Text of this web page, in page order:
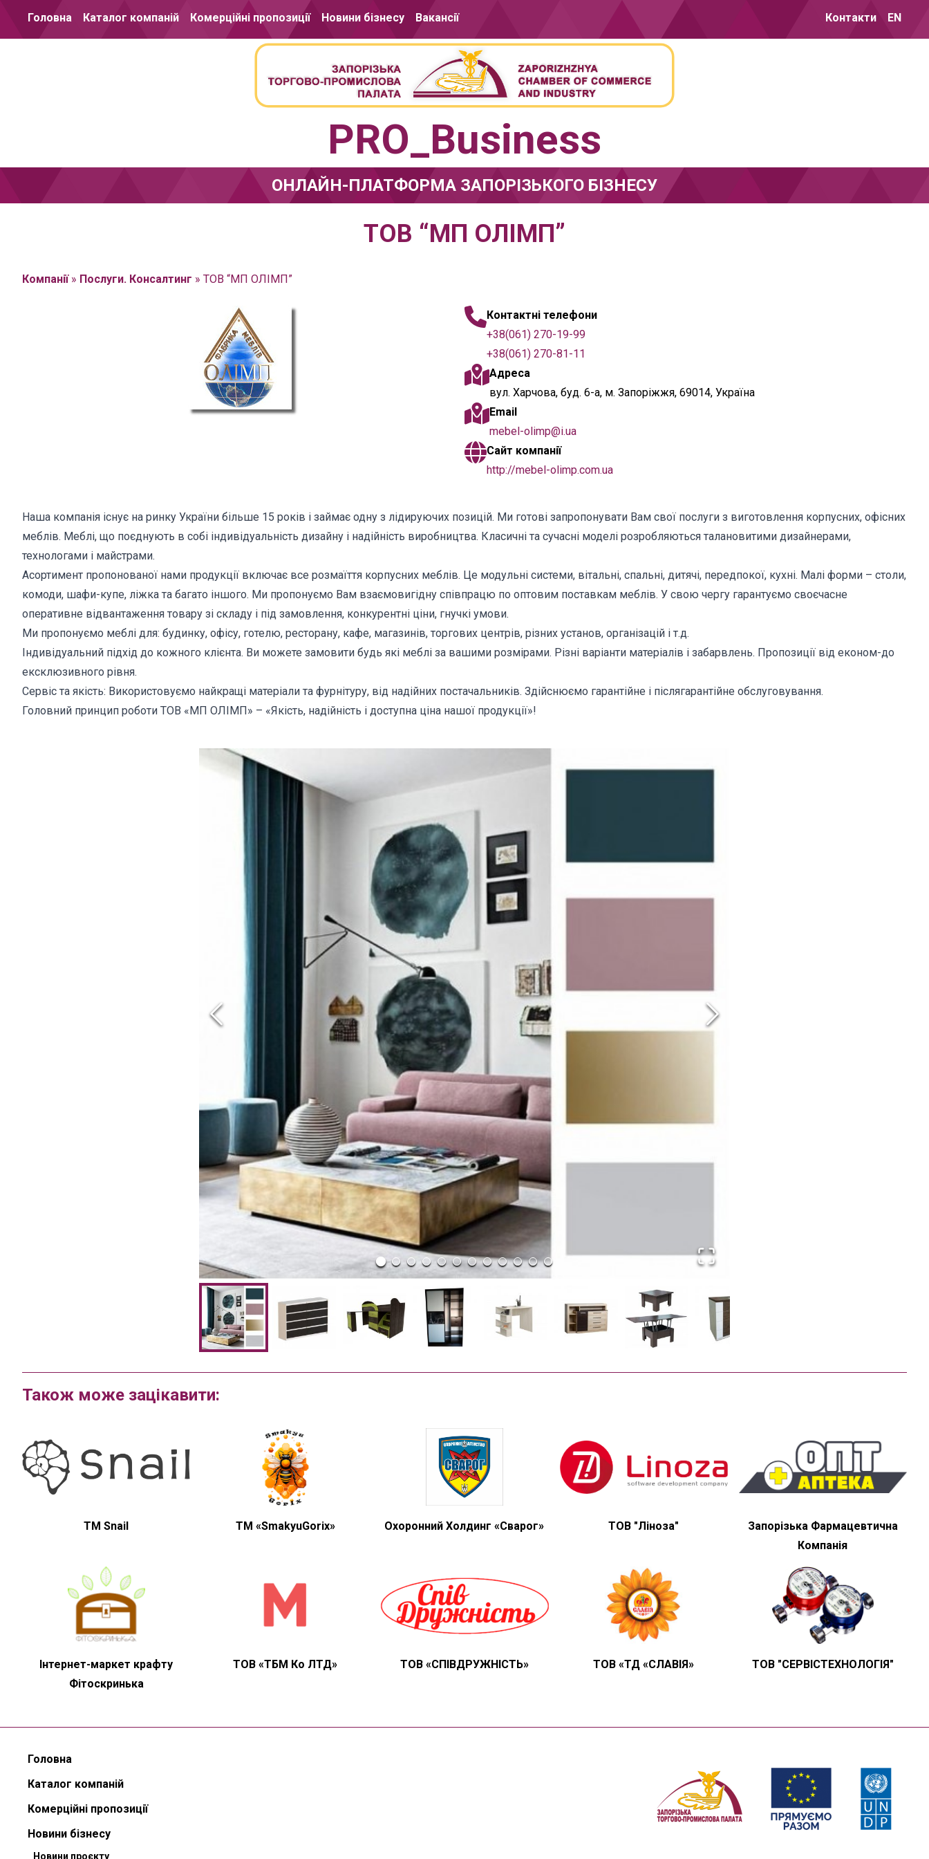
Головна Каталог компаній Комерційні пропозиції Новини бізнесу Вакансії Контакти EN
PRO_Business
ОНЛАЙН-ПЛАТФОРМА ЗАПОРІЗЬКОГО БІЗНЕСУ
ТОВ “МП ОЛІМП”
Компанії» Послуги. Консалтинг » ТОВ “МП ОЛІМП”
Контактні телефони
+38(061) 270-19-99
+38(061) 270-81-11
Адреса
вул. Харчова, буд. 6-а, м. Запоріжжя, 69014, Україна
Email
mebel-olimp@i.ua
Сайт компанії
http://mebel-olimp.com.ua
Наша компанія існує на ринку України більше 15 років і займає одну з лідируючих позицій. Ми готові запропонувати Вам свої послуги з виготовлення корпусних, офісних
меблів. Меблі, що поєднують в собі індивідуальність дизайну і надійність виробництва. Класичні та сучасні моделі розробляються талановитими дизайнерами,
технологами і майстрами.
Асортимент пропонованої нами продукції включає все розмаїття корпусних меблів. Це модульні системи, вітальні, спальні, дитячі, передпокої, кухні. Малі форми – столи,
комоди, шафи-купе, ліжка та багато іншого. Ми пропонуємо Вам взаємовигідну співпрацю по оптовим поставкам меблів. У свою чергу гарантуємо своєчасне
оперативне відвантаження товару зі складу і під замовлення, конкурентні ціни, гнучкі умови.
Ми пропонуємо меблі для: будинку, офісу, готелю, ресторану, кафе, магазинів, торгових центрів, різних установ, організацій і т.д.
Індивідуальний підхід до кожного клієнта. Ви можете замовити будь які меблі за вашими розмірами. Різні варіанти матеріалів і забарвлень. Пропозиції від економ-до
ексклюзивного рівня.
Сервіс та якість: Використовуємо найкращі матеріали та фурнітуру, від надійних постачальників. Здійснюємо гарантійне і післягарантійне обслуговування.
Головний принцип роботи ТОВ «МП ОЛІМП» – «Якість, надійність і доступна ціна нашої продукції»!
Також може зацікавити:
TM Snail ТМ «SmakyuGorix» Охоронний Холдинг «Сварог» ТОВ "Ліноза"
Запорізька Фармацевтична
Компанія
Інтернет-маркет крафту
Фітоскринька
ТОВ «ТБМ Ко ЛТД» ТОВ «СПІВДРУЖНІСТЬ» ТОВ «ТД «СЛАВІЯ» ТОВ "СЕРВІСТЕХНОЛОГІЯ"
Головна
Каталог компаній
Комерційні пропозиції
Новини бізнесу
Новини проєкту